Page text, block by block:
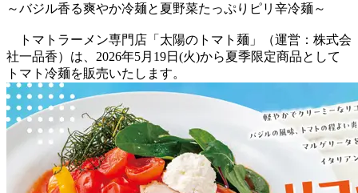
～バジル香る爽やか冷麺と夏野菜たっぷりピリ辛冷麺～
トマトラーメン専門店「太陽のトマト麺」（運営：株式会
社一品香）は、2026年5月19日(火)から夏季限定商品として
トマト冷麺を販売いたします。